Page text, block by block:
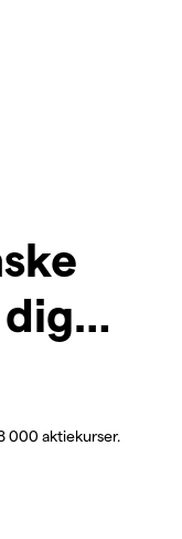
dig…
000 aktiekurser.